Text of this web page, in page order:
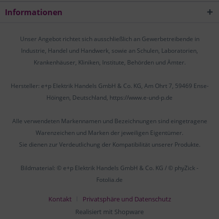
Informationen
Unser Angebot richtet sich ausschließlich an Gewerbetreibende in
Industrie, Handel und Handwerk, sowie an Schulen, Laboratorien,
Krankenhäuser, Kliniken, Institute, Behörden und Ämter.
Hersteller: e+p Elektrik Handels GmbH & Co. KG, Am Ohrt 7, 59469 Ense-
Höingen, Deutschland, https://www.e-und-p.de
Alle verwendeten Markennamen und Bezeichnungen sind eingetragene
Warenzeichen und Marken der jeweiligen Eigentümer.
Sie dienen zur Verdeutlichung der Kompatibilität unserer Produkte.
Bildmaterial: © e+p Elektrik Handels GmbH & Co. KG / © phyZick -
Fotolia.de
Kontakt
Privatsphäre und Datenschutz
Realisiert mit Shopware